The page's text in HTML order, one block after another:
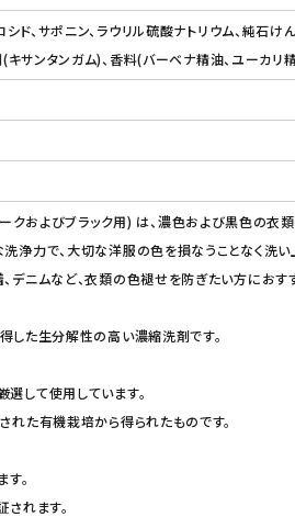
ド、サポニン、ラウリル硫酸ナトリウム、純石
キサンタンガム)、香料(バーベナ精油、ユーカ
クおよびブラック用) は、濃色および黒色の衣
浄力で、大切な洋服の色を損なうことなく洗い
デニムなど、衣類の色褪せを防ぎたい方におす
た生分解性の高い濃縮洗剤です。
して使用しています。
れた有機栽培から得られたものです。
。
れます。